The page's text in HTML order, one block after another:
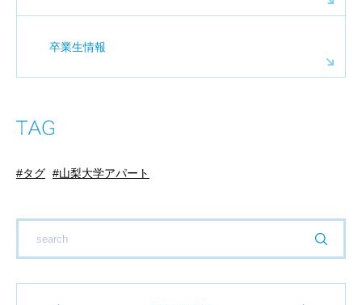
卒業生情報
タグ 山梨大学アパート